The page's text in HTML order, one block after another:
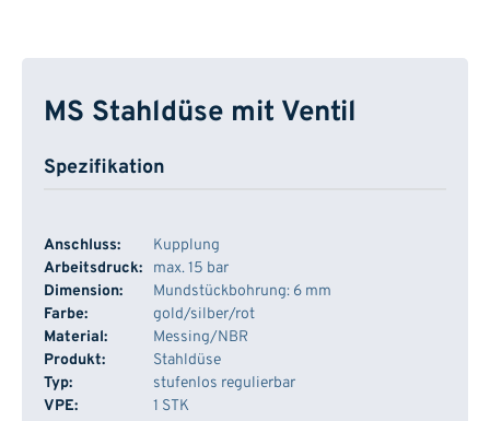
MS Stahldüse mit Ventil
Spezifikation
Anschluss:
Kupplung
Arbeitsdruck:
max. 15 bar
Dimension:
Mundstückbohrung: 6 mm
Farbe:
gold/silber/rot
Material:
Messing/NBR
Produkt:
Stahldüse
Typ:
stufenlos regulierbar
VPE:
1 STK